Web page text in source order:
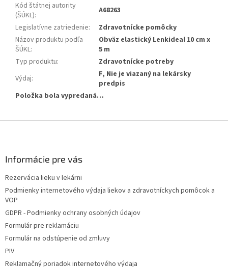
Kód štátnej autority
(ŠÚKL):
A68263
Legislatívne zatriedenie:
Zdravotnícke pomôcky
Názov produktu podľa
ŠÚKL:
Obväz elastický Lenkideal 10 cm x
5 m
Typ produktu:
Zdravotnícke potreby
Výdaj:
F, Nie je viazaný na lekársky
predpis
Položka bola vypredaná…
Informácie pre vás
Rezervácia lieku v lekárni
Podmienky internetového výdaja liekov a zdravotníckych pomôcok a
VOP
GDPR - Podmienky ochrany osobných údajov
Formulár pre reklamáciu
Formulár na odstúpenie od zmluvy
PIV
Reklamačný poriadok internetového výdaja